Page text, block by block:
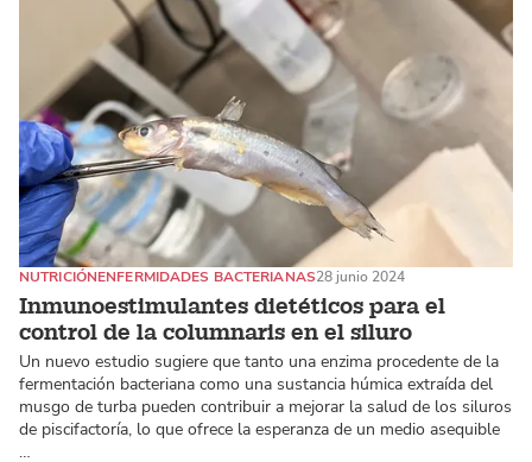
Inmunoestimulantes dietéticos para el
control de la columnaris en el siluro
NUTRICIÓNENFERMIDADES BACTERIANAS28 junio 2024
Un nuevo estudio sugiere que tanto una enzima procedente de la
fermentación bacteriana como una sustancia húmica extraída del
musgo de turba pueden contribuir a mejorar la salud de los siluros
de piscifactoría, lo que ofrece la esperanza de un medio asequible
…